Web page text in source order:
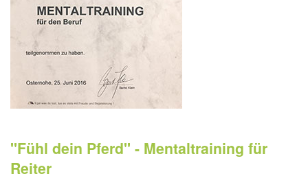
"Fühl dein Pferd" - Mentaltraining für
Reiter